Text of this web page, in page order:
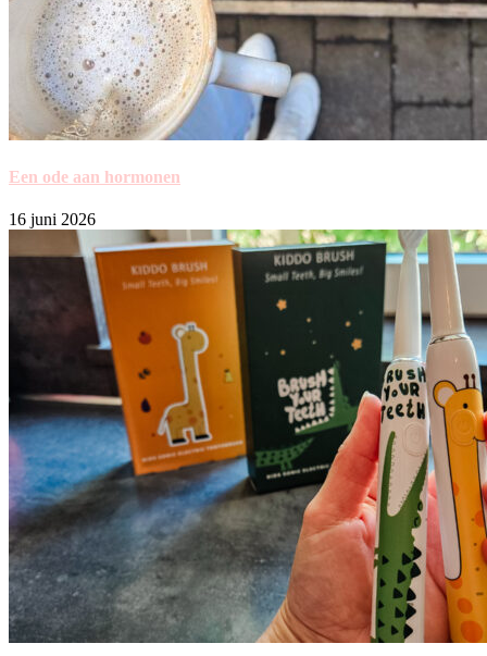
Een ode aan hormonen
16 juni 2026